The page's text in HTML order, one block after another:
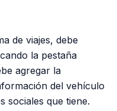
de viajes, debe
la pestaña
agregar la
del vehículo
sociales que tiene.